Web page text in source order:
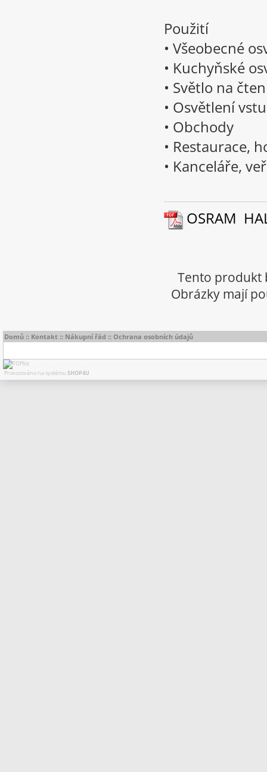
Použití
• Všeobecné
• Kuchyňské
• Světlo na
• Osvětlení
• Obchody
• Restaurace,
• Kanceláře,
OSRAM
Tento produkt
Obrázky mají
Domů :: Kontakt :: Nákupní řád :: Ochrana osobních údajů
Provozováno na systému SHOP4U